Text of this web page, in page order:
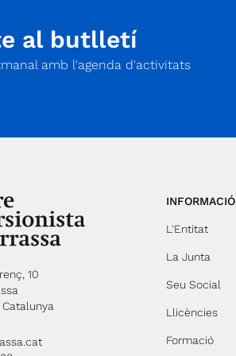
al butlletí
amb l'agenda d'activitats
10
INFORMACIÓ
L'Entitat
La Junta
Seu Social
Llicències
Formació